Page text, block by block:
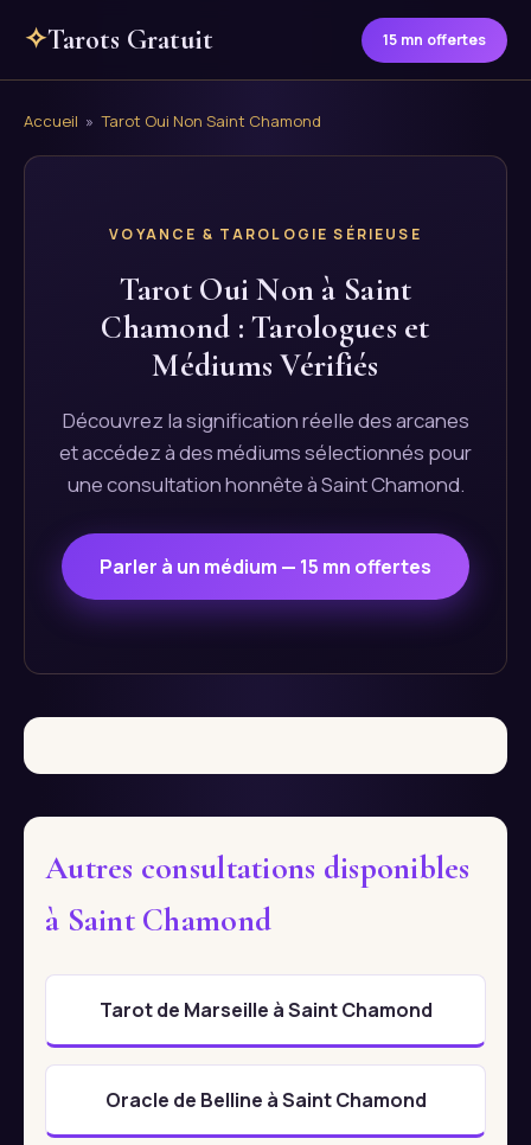
✧Tarots Gratuit 15 mn offertes
Accueil » Tarot Oui Non Saint Chamond
VOYANCE & TAROLOGIE SÉRIEUSE
Tarot Oui Non à Saint
Chamond : Tarologues et
Médiums Vérifiés
Découvrez la signification réelle des arcanes
et accédez à des médiums sélectionnés pour
une consultation honnête à Saint Chamond.
Parler à un médium — 15 mn offertes
Autres consultations disponibles
à Saint Chamond
Tarot de Marseille à Saint Chamond
Oracle de Belline à Saint Chamond